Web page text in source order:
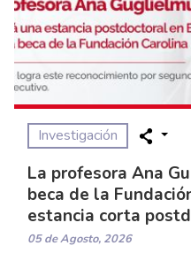
Investigación
La profesora Ana
beca de la
estancia corta
05 de Agosto, 2026